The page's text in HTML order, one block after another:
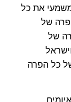
את כל
של
של
כל הפרה